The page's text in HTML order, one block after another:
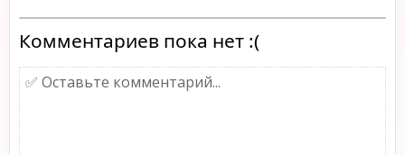
Комментариев пока нет :(